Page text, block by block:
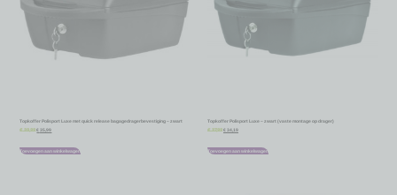
Topkoffer Polisport Luxe met quick release bagagedragerbevestiging – zwart
€39,99 € 35,99
Toevoegen aan winkelwagen
Topkoffer Polisport Luxe – zwart (vaste montage op drager)
€ 37,99 € 34,19
Toevoegen aan winkelwagen